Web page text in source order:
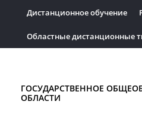
Дистанционное обучение
Областные дистанционные
ГОСУДАРСТВЕННОЕ
ОБЛАСТИ